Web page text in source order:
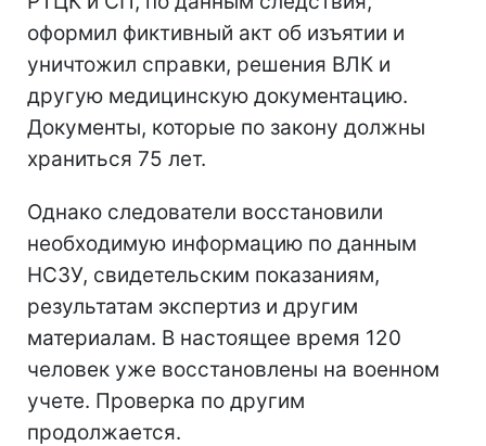
оформил фиктивный акт об изъятии и
уничтожил справки, решения ВЛК и
другую медицинскую документацию.
Документы, которые по закону должны
храниться 75 лет.
Однако следователи восстановили
необходимую информацию по данным
НСЗУ, свидетельским показаниям,
результатам экспертиз и другим
материалам. В настоящее время 120
человек уже восстановлены на военном
учете. Проверка по другим
продолжается.